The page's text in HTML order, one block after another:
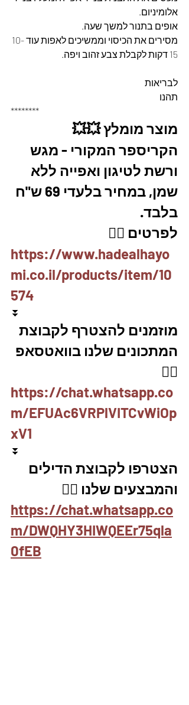
אלומיניום.
אופים בתנור למשך שעה.
מסירים את הכיסוי וממשיכים לאפות עוד 10-
15 דקות לקבלת צבע זהוב ויפה.
לבריאות
תהנו
********
מוצר מומלץ 💥💥
הקריספר המקורי - מגש
ורשת לטיגון ואפייה ללא
שמן, במחיר בלעדי 69 ש"ח
בלבד.
לפרטים 👇🏼
https://www.hadealhayo
mi.co.il/products/item/10
574
⏬
מוזמנים להצטרף לקבוצת
המתכונים שלנו בוואטסאפ
👇🏽
https://chat.whatsapp.co
m/EFUAc6VRPlVITCvWiOp
xV1
⏬
הצטרפו לקבוצת הדילים
והמבצעים שלנו 👇🏽
https://chat.whatsapp.co
m/DWQHY3HIWQEEr75qla
0fEB